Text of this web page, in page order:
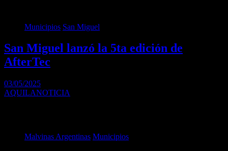
Municipios San Miguel
San Miguel lanzó la 5ta edición de
AfterTec
03/05/2025
AQUILANOTICIA
Malvinas Argentinas Municipios